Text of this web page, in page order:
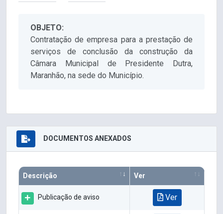
OBJETO:
Contratação de empresa para a prestação de
serviços de conclusão da construção da
Câmara Municipal de Presidente Dutra,
Maranhão, na sede do Município.
DOCUMENTOS ANEXADOS
Descrição Ver
Publicação de aviso Ver